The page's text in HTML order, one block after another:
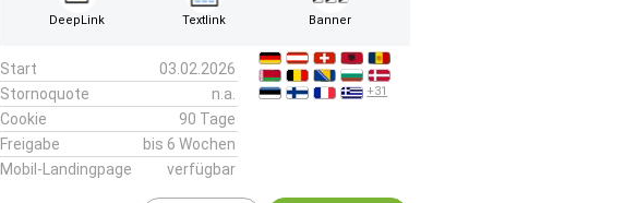
DeepLink Textlink Banner
Start
03.02.2026
Stornoquote
n.a.
Cookie
90 Tage
Freigabe
bis 6 Wochen
Mobil-Landingpage
verfügbar
+31